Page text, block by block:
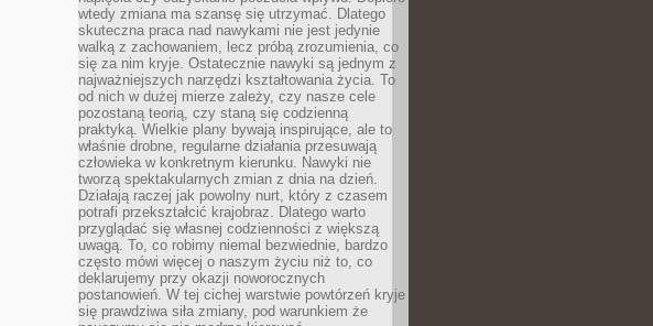
wtedy zmiana ma szansę się utrzymać. Dlatego
skuteczna praca nad nawykami nie jest jedynie
walką z zachowaniem, lecz próbą zrozumienia, co
się za nim kryje. Ostatecznie nawyki są jednym z
najważniejszych narzędzi kształtowania życia. To
od nich w dużej mierze zależy, czy nasze cele
pozostaną teorią, czy staną się codzienną
praktyką. Wielkie plany bywają inspirujące, ale to
właśnie drobne, regularne działania przesuwają
człowieka w konkretnym kierunku. Nawyki nie
tworzą spektakularnych zmian z dnia na dzień.
Działają raczej jak powolny nurt, który z czasem
potrafi przekształcić krajobraz. Dlatego warto
przyglądać się własnej codzienności z większą
uwagą. To, co robimy niemal bezwiednie, bardzo
często mówi więcej o naszym życiu niż to, co
deklarujemy przy okazji noworocznych
postanowień. W tej cichej warstwie powtórzeń kryje
się prawdziwa siła zmiany, pod warunkiem że